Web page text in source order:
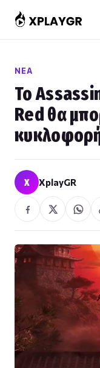
στο
περιεχόμενο
ΝΈΑ
Το
Red θα
X XplayGR